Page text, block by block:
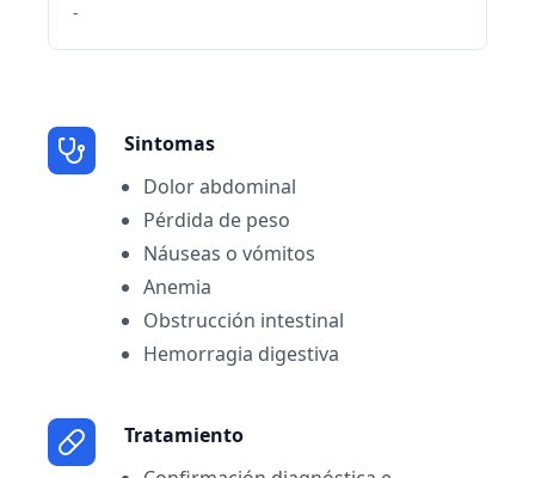
-
Sintomas
Dolor abdominal
Pérdida de peso
Náuseas o vómitos
Anemia
Obstrucción intestinal
Hemorragia digestiva
Tratamiento